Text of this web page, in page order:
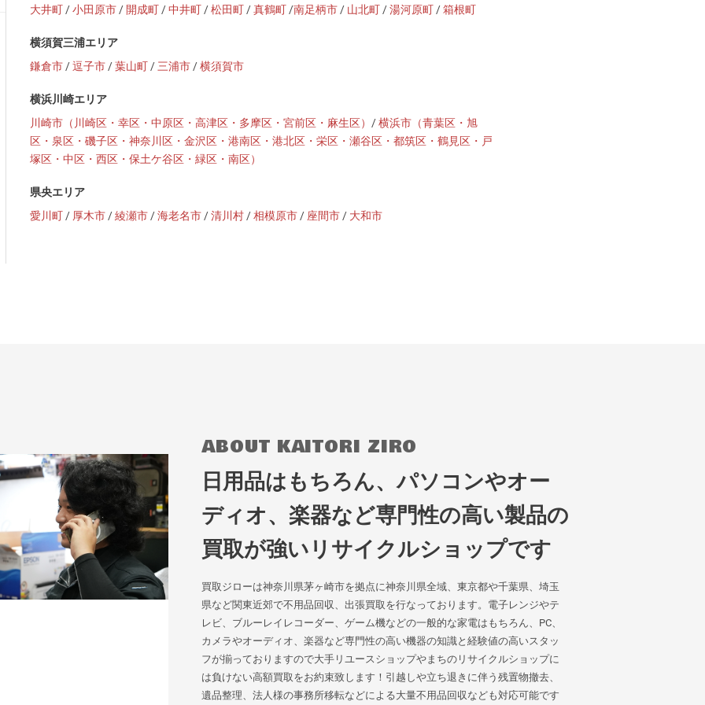
大井町/小田原市/ 開成町/中井町/松田町/真鶴町/南足柄市/ 山北町/湯河原町/箱根町
横須賀三浦エリア
鎌倉市/逗子市/葉山町/三浦市/横須賀市
横浜川崎エリア
川崎市（川崎区・幸区・中原区・高津区・多摩区・宮前区・麻生区） /横浜市（青葉区・旭
区・泉区・磯子区・神奈川区・金沢区・港南区・港北区・栄区・瀬谷区・都筑区・鶴見区・戸
塚区・中区・西区・保土ケ谷区・緑区・南区）
県央エリア
愛川町/ 厚木市/綾瀬市/海老名市/清川村/相模原市/ 座間市/ 大和市
ABOUT KAITORI ZIRO
日用品はもちろん、パソコンやオー
ディオ、楽器など専門性の高い製品の
買取が強いリサイクルショップです
買取ジローは神奈川県茅ヶ崎市を拠点に神奈川県全域、東京都や千葉県、埼玉
県など関東近郊で不用品回収、出張買取を行なっております。電子レンジやテ
レビ、ブルーレイレコーダー、ゲーム機などの一般的な家電はもちろん、PC、
カメラやオーディオ、楽器など専門性の高い機器の知識と経験値の高いスタッ
フが揃っておりますので大手リユースショップやまちのリサイクルショップに
は負けない高額買取をお約束致します！引越しや立ち退きに伴う残置物撤去、
遺品整理、法人様の事務所移転などによる大量不用品回収なども対応可能です